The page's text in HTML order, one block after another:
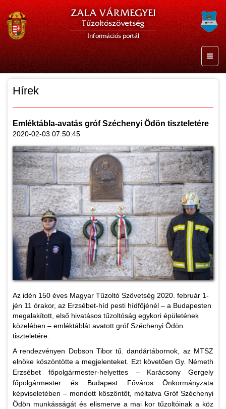
ZALA VÁRMEGYEI
Tűzoltószövetség
Információs portál
Hírek
Emléktábla-avatás gróf Széchenyi Ödön tiszteletére
2020-02-03 07:50:45
Az idén 150 éves Magyar Tűzoltó Szövetség 2020. február 1-
jén 11 órakor, az Erzsébet-híd pesti hídfőjénél – a Budapesten
megalakított, első hivatásos tűzoltóság egykori épületének
közelében – emléktáblát avatott gróf Széchenyi Ödön
tiszteletére.
A rendezvényen Dobson Tibor tű. dandártábornok, az MTSZ
elnöke köszöntötte a megjelenteket. Ezt követően Gy. Németh
Erzsébet főpolgármester-helyettes – Karácsony Gergely
főpolgármester és Budapest Főváros Önkormányzata
képviseletében – mondott köszöntőt, méltatva Gróf Széchenyi
Ödön munkásságát és elismerve a mai kor tűzoltóinak a köz